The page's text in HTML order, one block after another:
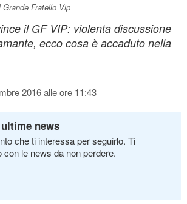
Fratello Vip
il GF VIP: violenta discussione
ecco cosa è accaduto nella
2016 alle ore 11:43
news
che ti interessa per seguirlo. Ti
con le news da non perdere.